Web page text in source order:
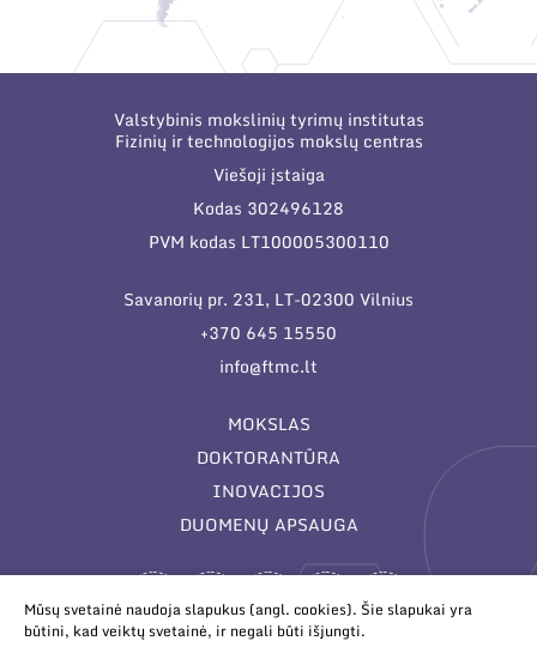
Valstybinis mokslinių tyrimų institutas
Fizinių ir technologijos mokslų centras
Viešoji įstaiga
Kodas 302496128
PVM kodas LT100005300110
Savanorių pr. 231, LT-02300 Vilnius
+370 645 15550
info@ftmc.lt
MOKSLAS
DOKTORANTŪRA
INOVACIJOS
DUOMENŲ APSAUGA
Mūsų svetainė naudoja slapukus (angl. cookies). Šie slapukai yra
būtini, kad veiktų svetainė, ir negali būti išjungti.